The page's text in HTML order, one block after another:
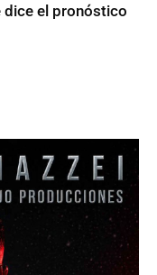
dice el pronóstico